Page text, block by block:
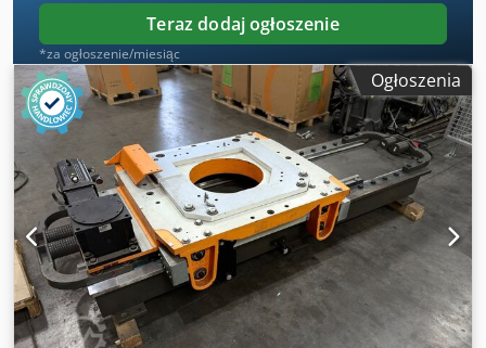
Teraz dodaj ogłoszenie
*za ogłoszenie/miesiąc
Ogłoszenia